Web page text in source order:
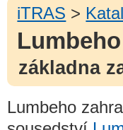
iTRAS >
základna
Lumbeho